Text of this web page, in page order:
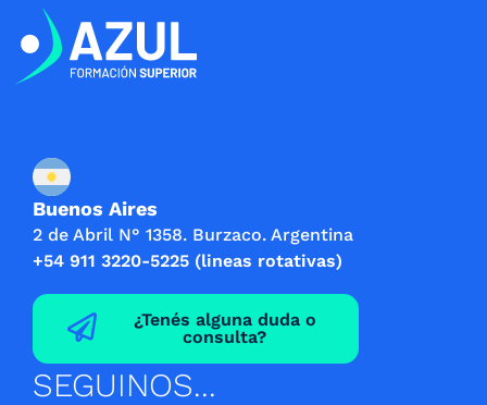
Buenos Aires
2 de Abril N° 1358. Burzaco. Argentina
+54 911 3220-5225 (lineas rotativas)
¿Tenés alguna duda o
consulta?
SEGUINOS...